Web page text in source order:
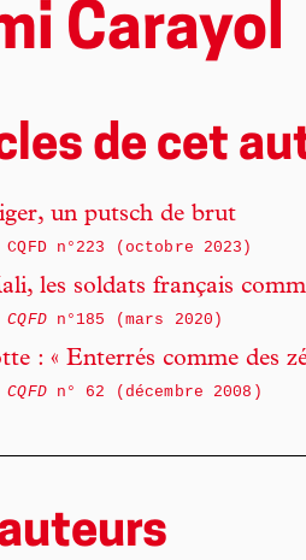
Carayol
de cet
un putsch de brut
CQFD n°223 (octobre 2023)
les soldats français
CQFDn°185 (mars 2020)
: « Enterrés comme des
CQFDn° 62 (décembre 2008)